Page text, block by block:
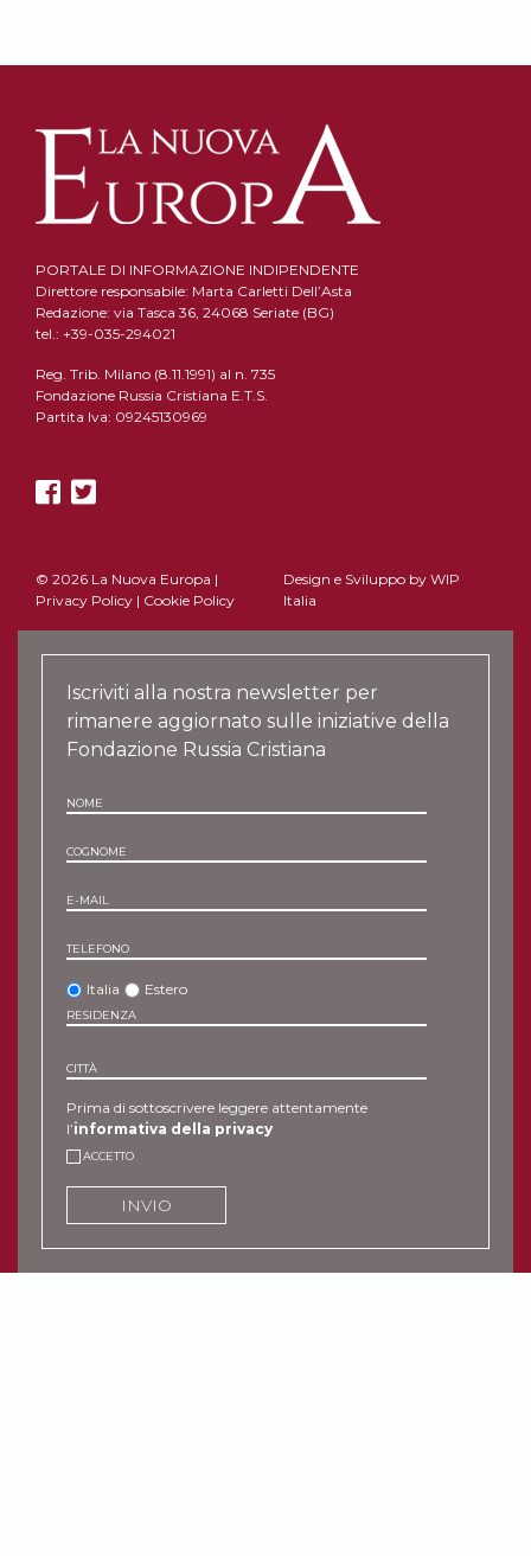
PORTALE DI INFORMAZIONE INDIPENDENTE
Direttore responsabile: Marta Carletti Dell’Asta
Redazione: via Tasca 36, 24068 Seriate (BG)
tel.: +39-035-294021
Reg. Trib. Milano (8.11.1991) al n. 735
Fondazione Russia Cristiana E.T.S.
Partita Iva: 09245130969
© 2026 La Nuova Europa |
Privacy Policy | Cookie Policy
Design e Sviluppo by WIP
Italia
Iscriviti alla nostra newsletter per
rimanere aggiornato sulle iniziative della
Fondazione Russia Cristiana
NOME
COGNOME
E-MAIL
TELEFONO
Italia Estero
RESIDENZA
CITTÀ
Prima di sottoscrivere leggere attentamente
l’informativa della privacy
ACCETTO
INVIO